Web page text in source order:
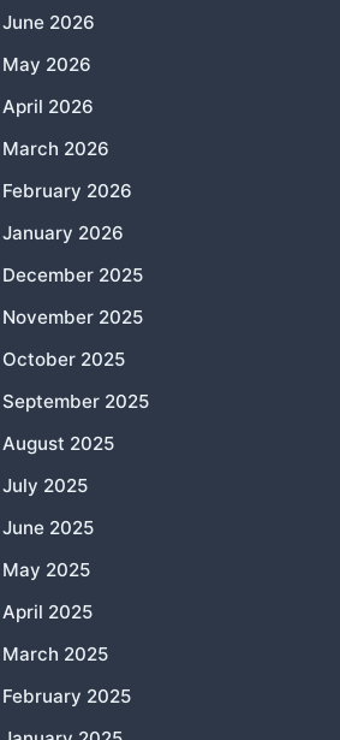
June 2026
May 2026
April 2026
March 2026
February 2026
January 2026
December 2025
November 2025
October 2025
September 2025
August 2025
July 2025
June 2025
May 2025
April 2025
March 2025
February 2025